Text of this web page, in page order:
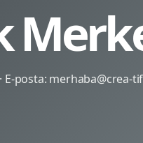
E-posta: merhaba@crea-